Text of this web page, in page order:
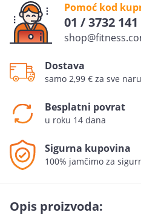
Pomoć kod
01 / 3732 141
Dostava
samo 2,99 € za sve
Besplatni povrat
u roku 14 dana
Sigurna kupovina
100% jamčimo za
Opis proizvoda: